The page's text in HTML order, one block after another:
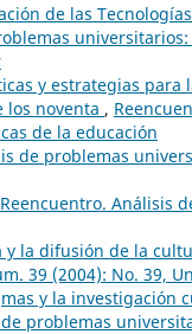
de las
universitarios:
y estrategias para
los noventa ,
de la educación
de problemas
Reencuentro. Análisis
la difusión de la
39 (2004): No. 39,
y la investigación
problemas